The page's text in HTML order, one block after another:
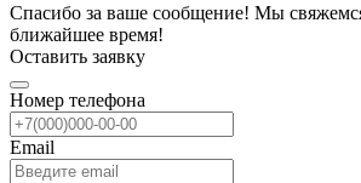
Спасибо за ваше сообщение! Мы
ближайшее время!
Оставить заявку
Номер телефона
Email